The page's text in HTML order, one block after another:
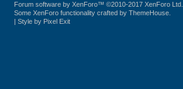
Forum software by XenForo™©2010-2017 XenForo Ltd.
Some XenForo functionality crafted byThemeHouse
|Style by Pixel Exit